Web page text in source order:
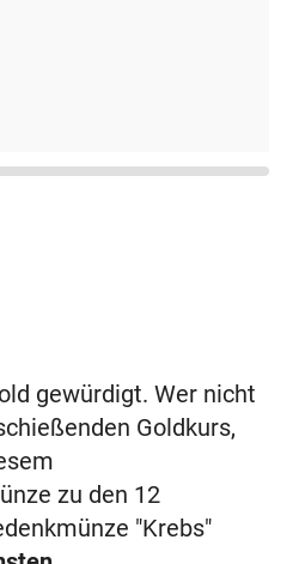
gewürdigt. Wer nicht
Goldkurs,
zu den 12
"Krebs"